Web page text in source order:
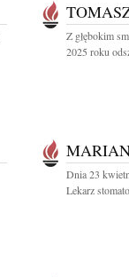
Z głębokim
2025 roku
Dnia 23
Lekarz